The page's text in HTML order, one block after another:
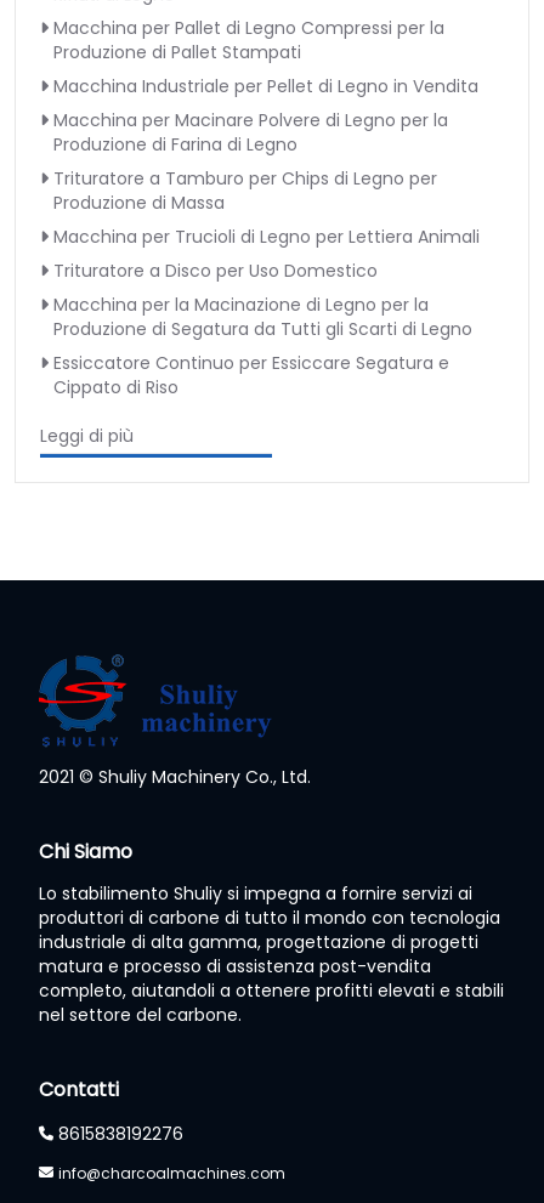
Macchina per Pallet di Legno Compressi per la
Produzione di Pallet Stampati
Macchina Industriale per Pellet di Legno in Vendita
Macchina per Macinare Polvere di Legno per la
Produzione di Farina di Legno
Trituratore a Tamburo per Chips di Legno per
Produzione di Massa
Macchina per Trucioli di Legno per Lettiera Animali
Trituratore a Disco per Uso Domestico
Macchina per la Macinazione di Legno per la
Produzione di Segatura da Tutti gli Scarti di Legno
Essiccatore Continuo per Essiccare Segatura e
Cippato di Riso
Leggi di più
2021 © Shuliy Machinery Co., Ltd.
Chi Siamo
Lo stabilimento Shuliy si impegna a fornire servizi ai
produttori di carbone di tutto il mondo con tecnologia
industriale di alta gamma, progettazione di progetti
matura e processo di assistenza post-vendita
completo, aiutandoli a ottenere profitti elevati e stabili
nel settore del carbone.
Contatti
8615838192276
info@charcoalmachines.com